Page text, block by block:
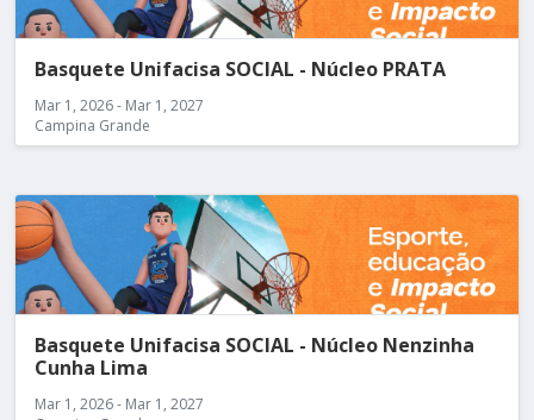
Basquete Unifacisa SOCIAL - Núcleo PRATA
Mar 1, 2026 - Mar 1, 2027
Campina Grande
Basquete Unifacisa SOCIAL - Núcleo Nenzinha
Cunha Lima
Mar 1, 2026 - Mar 1, 2027